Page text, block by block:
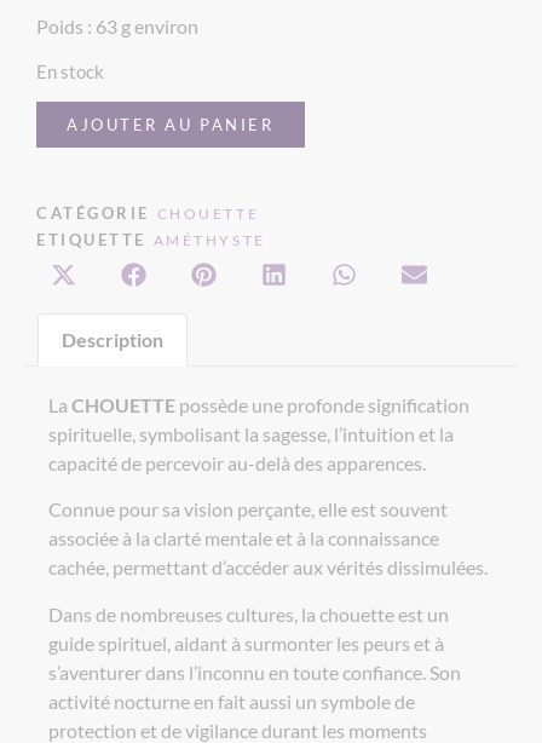
Poids : 63 g environ
En stock
AJOUTER AU PANIER
CATÉGORIE CHOUETTE
ETIQUETTE AMÉTHYSTE
Description
La CHOUETTE possède une profonde signification
spirituelle, symbolisant la sagesse, l’intuition et la
capacité de percevoir au-delà des apparences.
Connue pour sa vision perçante, elle est souvent
associée à la clarté mentale et à la connaissance
cachée, permettant d’accéder aux vérités dissimulées.
Dans de nombreuses cultures, la chouette est un
guide spirituel, aidant à surmonter les peurs et à
s’aventurer dans l’inconnu en toute confiance. Son
activité nocturne en fait aussi un symbole de
protection et de vigilance durant les moments